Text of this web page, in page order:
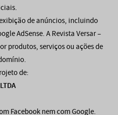
de anúncios, incluindo
AdSense. A Revista Versar –
produtos, serviços ou ações de
de:
Facebook nem com Google.